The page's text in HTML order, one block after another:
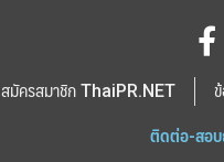
สมัครสมาชิก ThaiPR.NET
ติดต่อ-สอบ